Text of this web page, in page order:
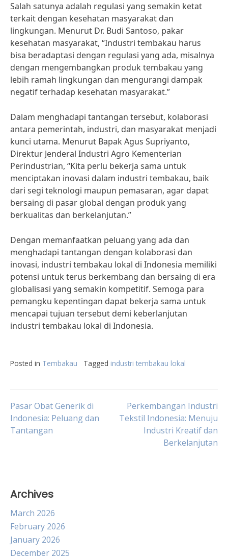
Salah satunya adalah regulasi yang semakin ketat
terkait dengan kesehatan masyarakat dan
lingkungan. Menurut Dr. Budi Santoso, pakar
kesehatan masyarakat, “Industri tembakau harus
bisa beradaptasi dengan regulasi yang ada, misalnya
dengan mengembangkan produk tembakau yang
lebih ramah lingkungan dan mengurangi dampak
negatif terhadap kesehatan masyarakat.”
Dalam menghadapi tantangan tersebut, kolaborasi
antara pemerintah, industri, dan masyarakat menjadi
kunci utama. Menurut Bapak Agus Supriyanto,
Direktur Jenderal Industri Agro Kementerian
Perindustrian, “Kita perlu bekerja sama untuk
menciptakan inovasi dalam industri tembakau, baik
dari segi teknologi maupun pemasaran, agar dapat
bersaing di pasar global dengan produk yang
berkualitas dan berkelanjutan.”
Dengan memanfaatkan peluang yang ada dan
menghadapi tantangan dengan kolaborasi dan
inovasi, industri tembakau lokal di Indonesia memiliki
potensi untuk terus berkembang dan bersaing di era
globalisasi yang semakin kompetitif. Semoga para
pemangku kepentingan dapat bekerja sama untuk
mencapai tujuan tersebut demi keberlanjutan
industri tembakau lokal di Indonesia.
Posted in Tembakau Tagged industri tembakau lokal
Post
navigation
Pasar Obat Generik di
Indonesia: Peluang dan
Tantangan
Perkembangan Industri
Tekstil Indonesia: Menuju
Industri Kreatif dan
Berkelanjutan
Archives
March 2026
February 2026
January 2026
December 2025